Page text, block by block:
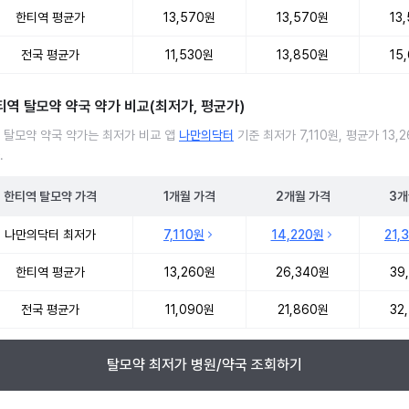
한티역 평균가 13,570원 13,570원
전국 평균가 11,530원 13,850원
역 탈모약 약국 약가 비교(최저가, 평균가)
탈모약 약국 약가는 최저가 비교 앱 나만의닥터 기준 최저가 7,110원, 평균가
한티역 탈모약가격 1개월 가격 2개월 가격 3
나만의닥터 최저가 7,110원 14,220원
한티역 평균가 13,260원 26,340원
전국 평균가 11,090원 21,860원
탈모약 최저가 병원/약국 조회하기